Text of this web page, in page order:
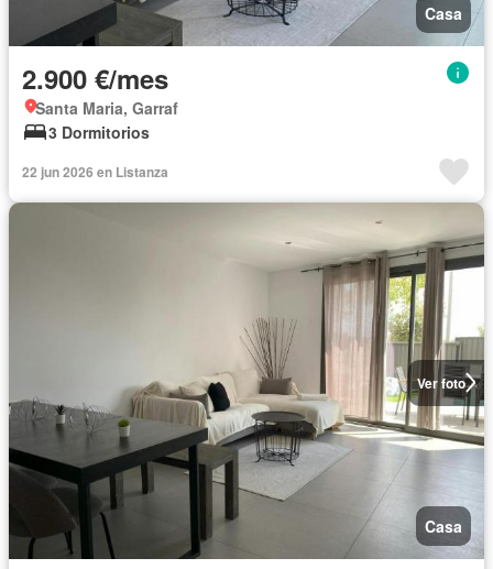
Casa
2.900 €/mes
Santa Maria, Garraf
3 Dormitorios
22 jun 2026 en Listanza
Ver foto
Casa